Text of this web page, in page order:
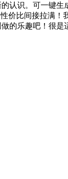
认识。可一键
价比间接拉满！
的乐趣吧！很是